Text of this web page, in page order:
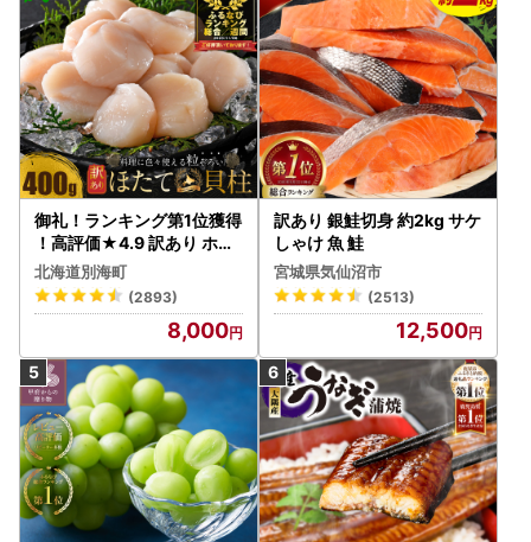
御礼！ランキング第1位獲得
！高評価★4.9 訳あり ホタ
テ 400g（ほたて 帆立 貝柱
冷凍 ）
北海道別海町
(2893)
8,000
訳あり 銀鮭切身 約2kg サケ
しゃけ 魚 鮭
宮城県気仙沼市
(2513)
12,500